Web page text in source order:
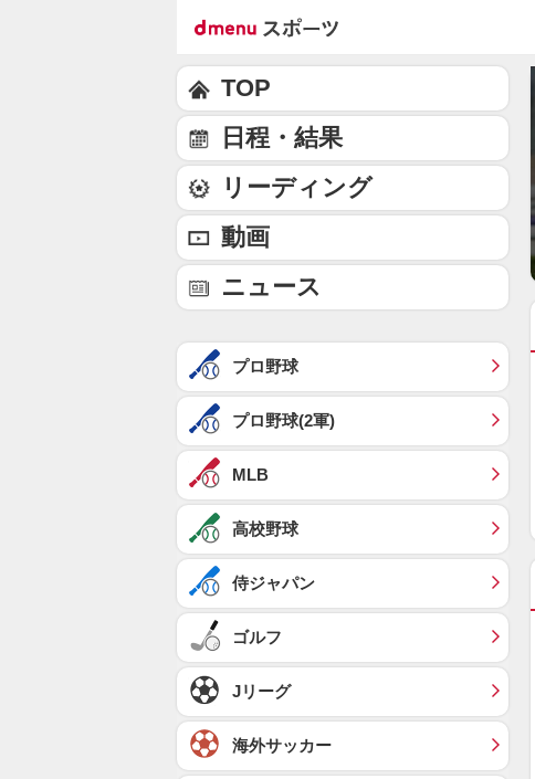
TOP
日程・結果
リーディング
動画
ニュース
プロ野球
プロ野球(2軍)
MLB
高校野球
侍ジャパン
ゴルフ
Jリーグ
海外サッカー